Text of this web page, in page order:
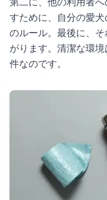
すために、自分の愛
のルール。最後に、
がります。清潔な環
件なのです。